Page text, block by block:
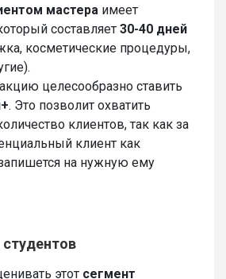
мастера имеет
составляет 30-40 дней
косметические процедуры,
целесообразно ставить
. Это позволит охватить
клиентов, так как за
клиент как
на нужную ему
этот сегмент